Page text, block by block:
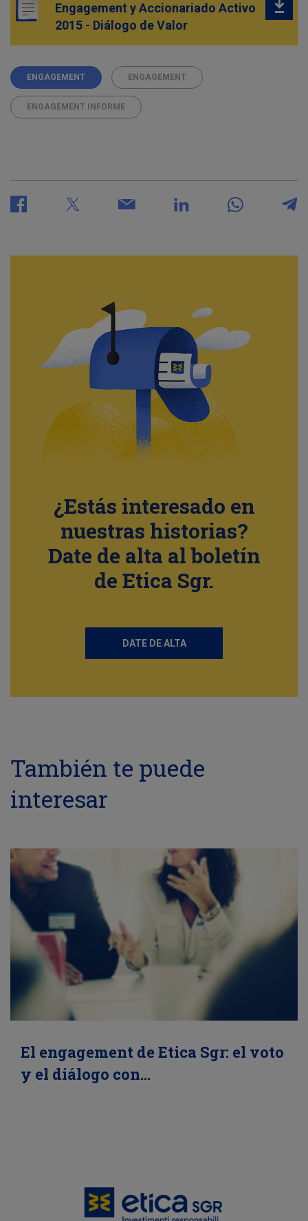
Engagement y Accionariado Activo
2015 - Diálogo de Valor
ENGAGEMENT ENGAGEMENT
ENGAGEMENT INFORME
¿Estás interesado en
nuestras historias?
Date de alta al boletín
de Etica Sgr.
DATE DE ALTA
También te puede
interesar
El engagement de Etica Sgr: el voto
y el diálogo con…